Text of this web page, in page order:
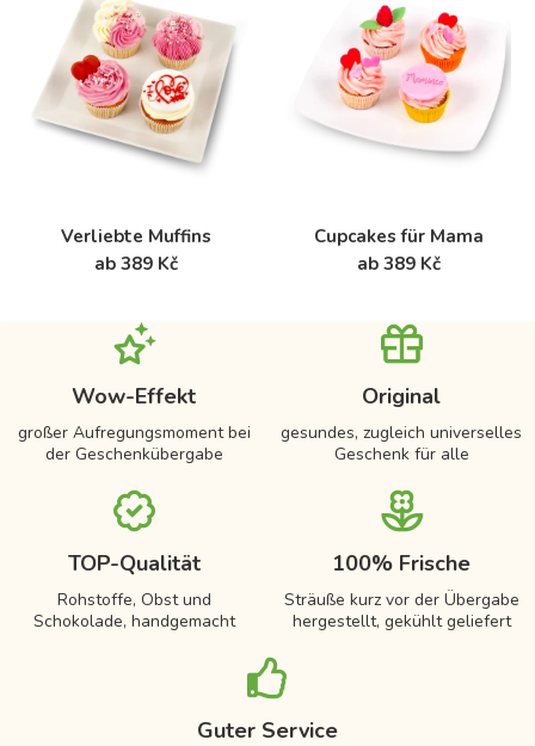
Verliebte Muffins
ab 389 Kč
Cupcakes für Mama
ab 389 Kč
Wow-Effekt
großer Aufregungsmoment bei
der Geschenkübergabe
Original
gesundes, zugleich universelles
Geschenk für alle
TOP-Qualität
Rohstoffe, Obst und
Schokolade, handgemacht
100% Frische
Sträuße kurz vor der Übergabe
hergestellt, gekühlt geliefert
Guter Service